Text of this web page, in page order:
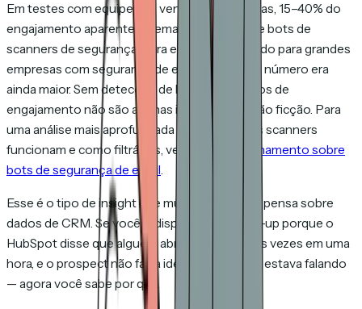
Em testes com equipes de vendas corporativas, 15–40% do
engajamento aparente de email era tráfego de bots de
scanners de segurança. Para equipes vendendo para grandes
empresas com segurança de email rigorosa, o número era
ainda maior. Sem detecção de bots, seus dados de
engajamento não são apenas imprecisos — são ficção. Para
uma análise mais aprofundada de como esses scanners
funcionam e como filtrá-los, veja nosso
detalhamento sobre
bots de segurança de email.
Esse é o tipo de insight que muda como você pensa sobre
dados de CRM. Se você já disparou um follow-up porque o
HubSpot disse que alguém abriu seu email três vezes em uma
hora, e o prospect não fazia ideia do que você estava falando
— agora você sabe por que.